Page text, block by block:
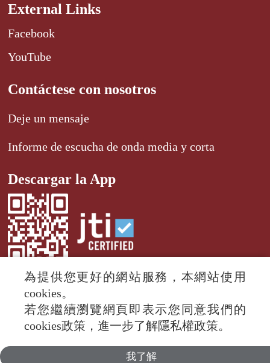
External Links
Facebook
YouTube
Contáctese con nosotros
Deje un mensaje
Informe de escucha de onda media y corta
Descargar la App
© 2024 RTI (Radio Taiwan International).
All rights reserved.
為提供您更好的網站服務，本網站使用
cookies。
若您繼續瀏覽網頁即表示您同意我們的
cookies政策，進一步了解隱私權政策。
我了解